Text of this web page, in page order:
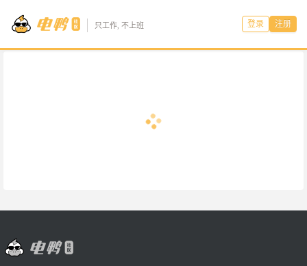
只工作, 不上班 登录 注册